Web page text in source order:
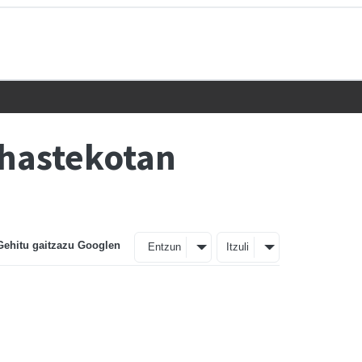
gaitzazu Googlen Entzun Itzuli